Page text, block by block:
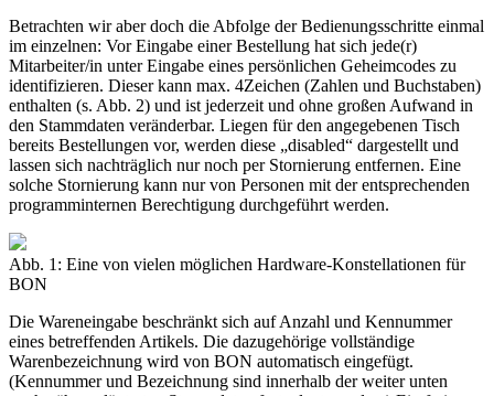
Betrachten wir aber doch die Abfolge der Bedienungsschritte einmal
im einzelnen: Vor Eingabe einer Bestellung hat sich jede(r)
Mitarbeiter/in unter Eingabe eines persönlichen Geheimcodes zu
identifizieren. Dieser kann max. 4Zeichen (Zahlen und Buchstaben)
enthalten (s. Abb. 2) und ist jederzeit und ohne großen Aufwand in
den Stammdaten veränderbar. Liegen für den angegebenen Tisch
bereits Bestellungen vor, werden diese „disabled“ dargestellt und
lassen sich nachträglich nur noch per Stornierung entfernen. Eine
solche Stornierung kann nur von Personen mit der entsprechenden
programminternen Berechtigung durchgeführt werden.
Abb. 1: Eine von vielen möglichen Hardware-Konstellationen für
BON
Die Wareneingabe beschränkt sich auf Anzahl und Kennummer
eines betreffenden Artikels. Die dazugehörige vollständige
Warenbezeichnung wird von BON automatisch eingefügt.
(Kennummer und Bezeichnung sind innerhalb der weiter unten